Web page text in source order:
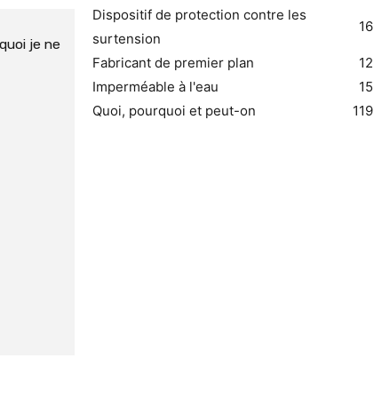
je ne
Dispositif de protection contre les
surtension
16
Fabricant de premier plan
12
Imperméable à l'eau
15
Quoi, pourquoi et peut-on
119